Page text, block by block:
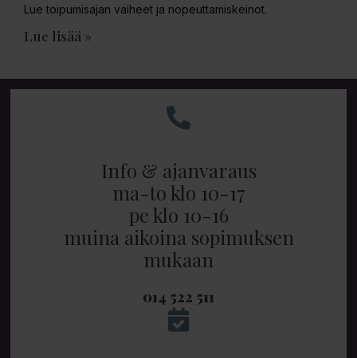
Lue toipumisajan vaiheet ja nopeuttamiskeinot.
Lue lisää »
Info & ajanvaraus
ma-to klo 10-17
pe klo 10-16
muina aikoina sopimuksen
mukaan
014 522 511